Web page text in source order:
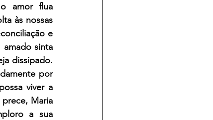
amor flua
às nossas
e
amado sinta
dissipado.
por
viver a
Maria
a sua